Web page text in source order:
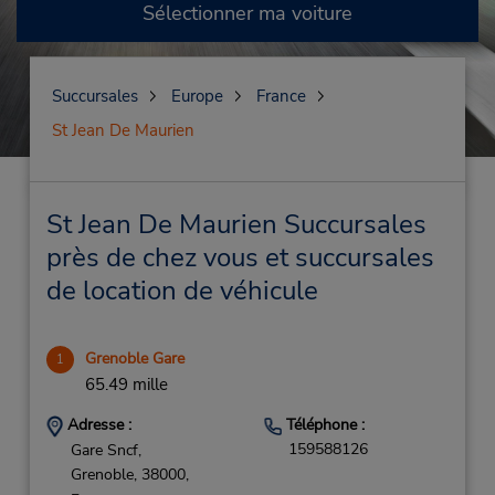
Sélectionner ma voiture
Succursales Europe
France
St Jean De Maurien
St Jean De Maurien Succursales
près de chez vous et succursales
de location de véhicule
1 Grenoble Gare
65.49 mille
Adresse :
Gare Sncf,
Grenoble, 38000,
Téléphone :
159588126